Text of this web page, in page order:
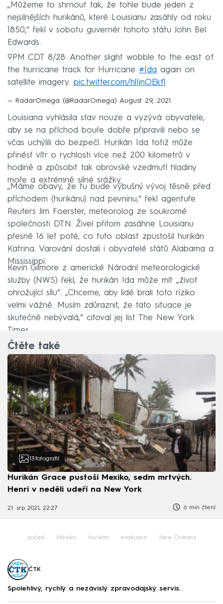
„Můžeme to shrnout tak, že tohle bude jeden z
nejsilnějších hurikánů, které Louisianu zasáhly od roku
1850,“ řekl v sobotu guvernér tohoto státu John Bel
Edwards.
9PM CDT 8/28: Another slight wobble to the east of
the hurricane track for Hurricane #Ida again on
satellite imagery. pic.twitter.com/hlIjnOEkf1
— RadarOmega (@RadarOmega) August 29, 2021
Louisiana vyhlásila stav nouze a vyzývá obyvatele,
aby se na příchod bouře dobře připravili nebo se
včas uchýlili do bezpečí. Hurikán Ida totiž může
přinést vítr o rychlosti více než 200 kilometrů v
hodině a způsobit tak obrovské vzedmutí hladiny
moře a extrémně silné srážky.
„Máme obavy, že tu bude výbušný vývoj těsně před
příchodem (hurikánu) nad pevninu,“ řekl agentuře
Reuters Jim Foerster, meteorolog ze soukromé
společnosti DTN. Živel přitom zasáhne Louisianu
přesně 16 let poté, co tuto oblast zpustošil hurikán
Katrina. Varování dostali i obyvatelé států Alabama a
Mississippi.
Kevin Gilmore z americké Národní meteorologické
služby (NWS) řekl, že hurikán Ida může mít „život
ohrožující sílu“. „Chceme, aby lidé brali toto riziko
velmi vážně. Musím zdůraznit, že tato situace je
skutečně nebývalá,“ citoval jej list The New York
Times.
Čtěte také
13 fotografií
Hurikán Grace pustoší Mexiko, sedm mrtvých.
Henri v neděli udeří na New York
21. srp 2021, 22:27 6 min čtení
počasí Mexiko hurikán evakuace New Orleans
ČTK
Spolehlivý, rychlý a nezávislý zpravodajský servis.